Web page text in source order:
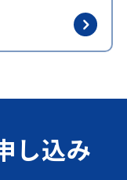
し込み